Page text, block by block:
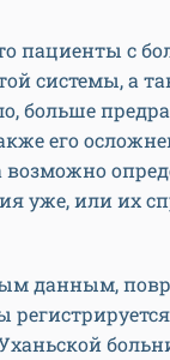
пациенты с
системы, а
больше
его
возможно
уже, или их
данным,